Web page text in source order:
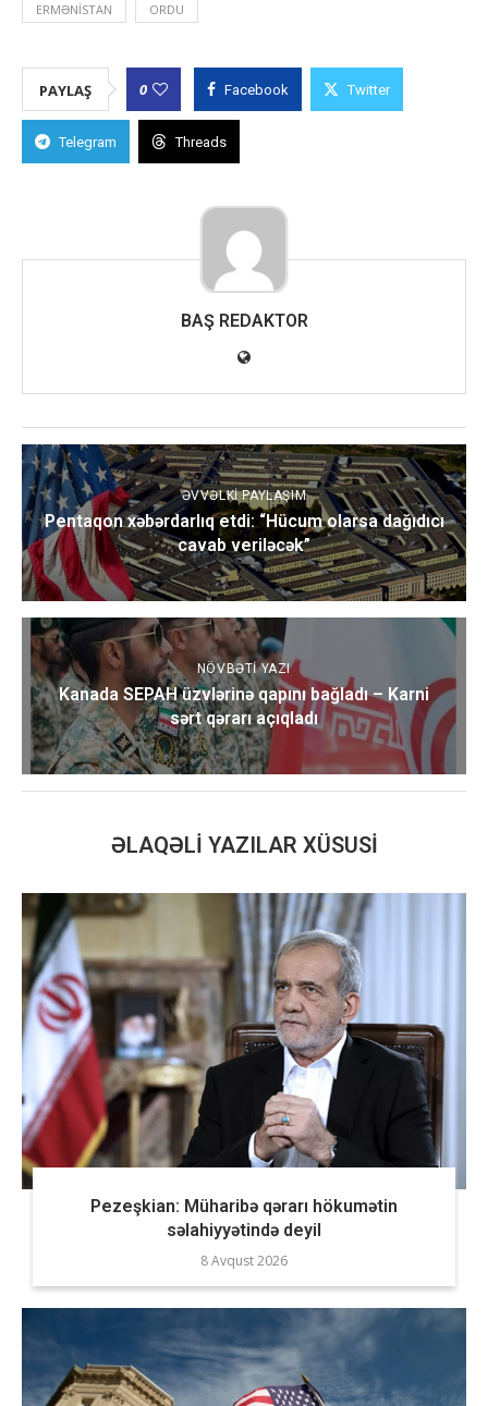
ERMƏNISTAN ORDU
PAYLAŞ 0 Facebook Twitter
Telegram Threads
BAŞ REDAKTOR
ƏVVƏLKI PAYLAŞIM
Pentaqon xəbərdarlıq etdi: “Hücum olarsa dağıdıcı
cavab veriləcək”
NÖVBƏTI YAZI
Kanada SEPAH üzvlərinə qapını bağladı – Karni
sərt qərarı açıqladı
ƏLAQƏLI YAZILAR XÜSUSI
Pezeşkian: Müharibə qərarı hökumətin
səlahiyyətində deyil
8 Avqust 2026